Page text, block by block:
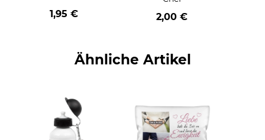
1,95 € 2,00 €
Ähnliche Artikel